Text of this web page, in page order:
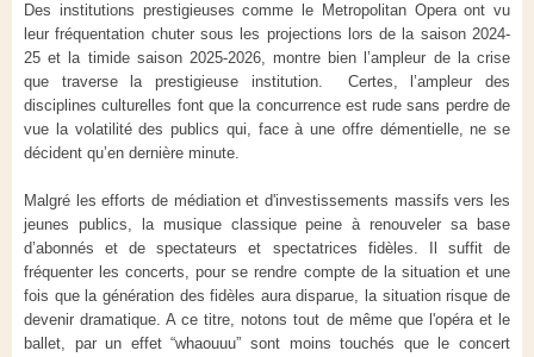
Des institutions prestigieuses comme le Metropolitan Opera ont vu
leur fréquentation chuter sous les projections lors de la saison 2024-
25 et la timide saison 2025-2026, montre bien l’ampleur de la crise
que traverse la prestigieuse institution. Certes, l’ampleur des
disciplines culturelles font que la concurrence est rude sans perdre de
vue la volatilité des publics qui, face à une offre démentielle, ne se
décident qu’en dernière minute.
Malgré les efforts de médiation et d'investissements massifs vers les
jeunes publics, la musique classique peine à renouveler sa base
d’abonnés et de spectateurs et spectatrices fidèles. Il suffit de
fréquenter les concerts, pour se rendre compte de la situation et une
fois que la génération des fidèles aura disparue, la situation risque de
devenir dramatique. A ce titre, notons tout de même que l'opéra et le
ballet, par un effet “whaouuu” sont moins touchés que le concert